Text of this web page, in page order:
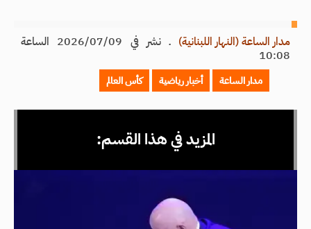
مدار الساعة (النهار اللبنانية) ـ
نشر في 2026/07/09 الساعة
10:08
مدار الساعة أخبار رياضية كأس العالم
المزيد في هذا القسم: